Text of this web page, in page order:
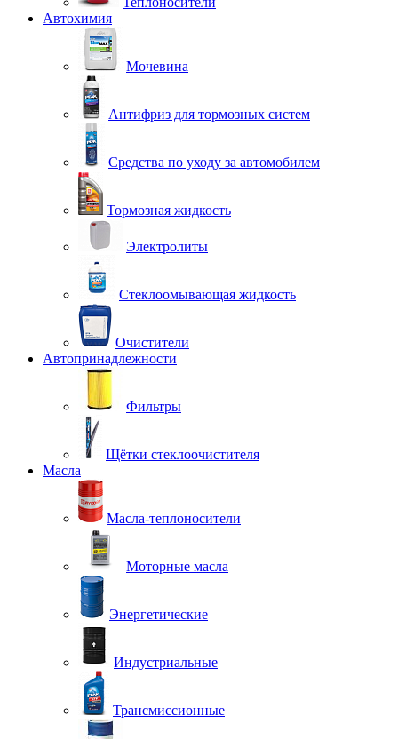
Автохимия
Мочевина
Антифриз для тормозных систем
Средства по уходу за автомобилем
Тормозная жидкость
Электролиты
Стеклоомывающая жидкость
Очистители
Автопринадлежности
Фильтры
Щётки стеклоочистителя
Масла
Масла-теплоносители
Моторные масла
Энергетические
Индустриальные
Трансмиссионные